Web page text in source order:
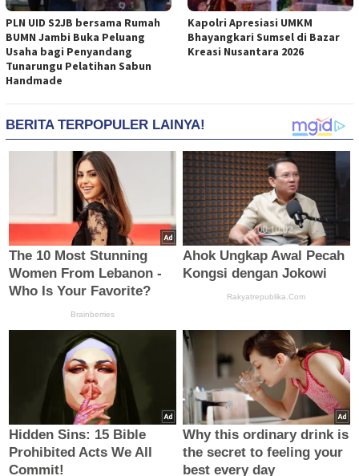
PLN UID S2JB bersama Rumah
BUMN Jambi Buka Peluang
Usaha bagi Penyandang
Tunarungu Pelatihan Sabun
Handmade
Kapolri Apresiasi UMKM
Bhayangkari Sumsel di Bazar
Kreasi Nusantara 2026